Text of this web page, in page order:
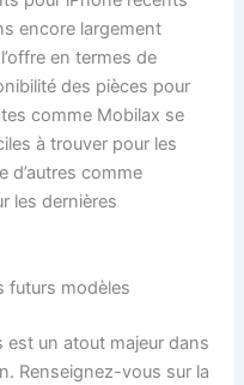
encore largement
en termes de
des pièces pour
comme Mobilax se
à trouver pour les
d’autres comme
les dernières
futurs modèles
est un atout majeur dans
Renseignez-vous sur la